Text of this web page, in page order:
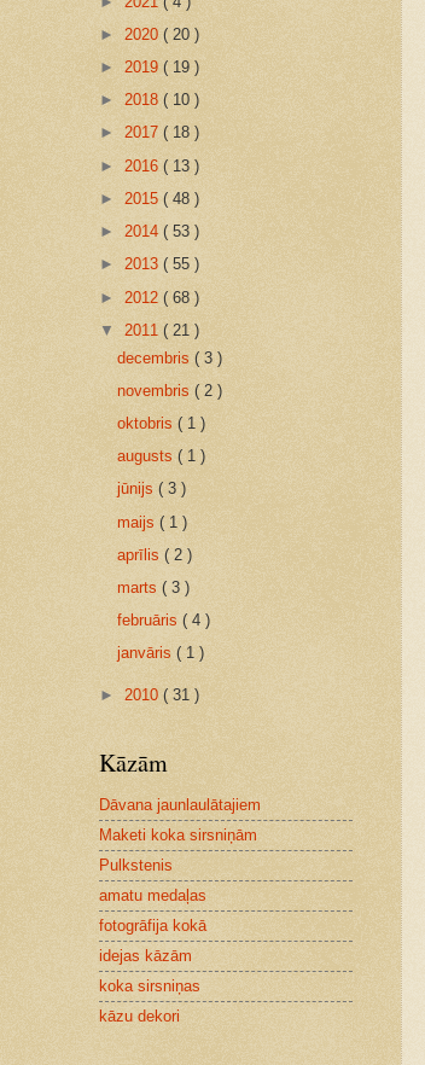
► 2020 ( 20 )
► 2019 ( 19 )
► 2018 ( 10 )
► 2017 ( 18 )
► 2016 ( 13 )
► 2015 ( 48 )
► 2014 ( 53 )
► 2013 ( 55 )
► 2012 ( 68 )
▼ 2011 ( 21 )
decembris( 3 )
novembris( 2 )
oktobris( 1 )
augusts( 1 )
jūnijs( 3 )
maijs( 1 )
aprīlis( 2 )
marts( 3 )
februāris( 4 )
janvāris( 1 )
► 2010 ( 31 )
Kāzām
Dāvana jaunlaulātajiem
Maketi koka sirsniņām
Pulkstenis
amatu medaļas
fotogrāfija kokā
idejas kāzām
koka sirsniņas
kāzu dekori